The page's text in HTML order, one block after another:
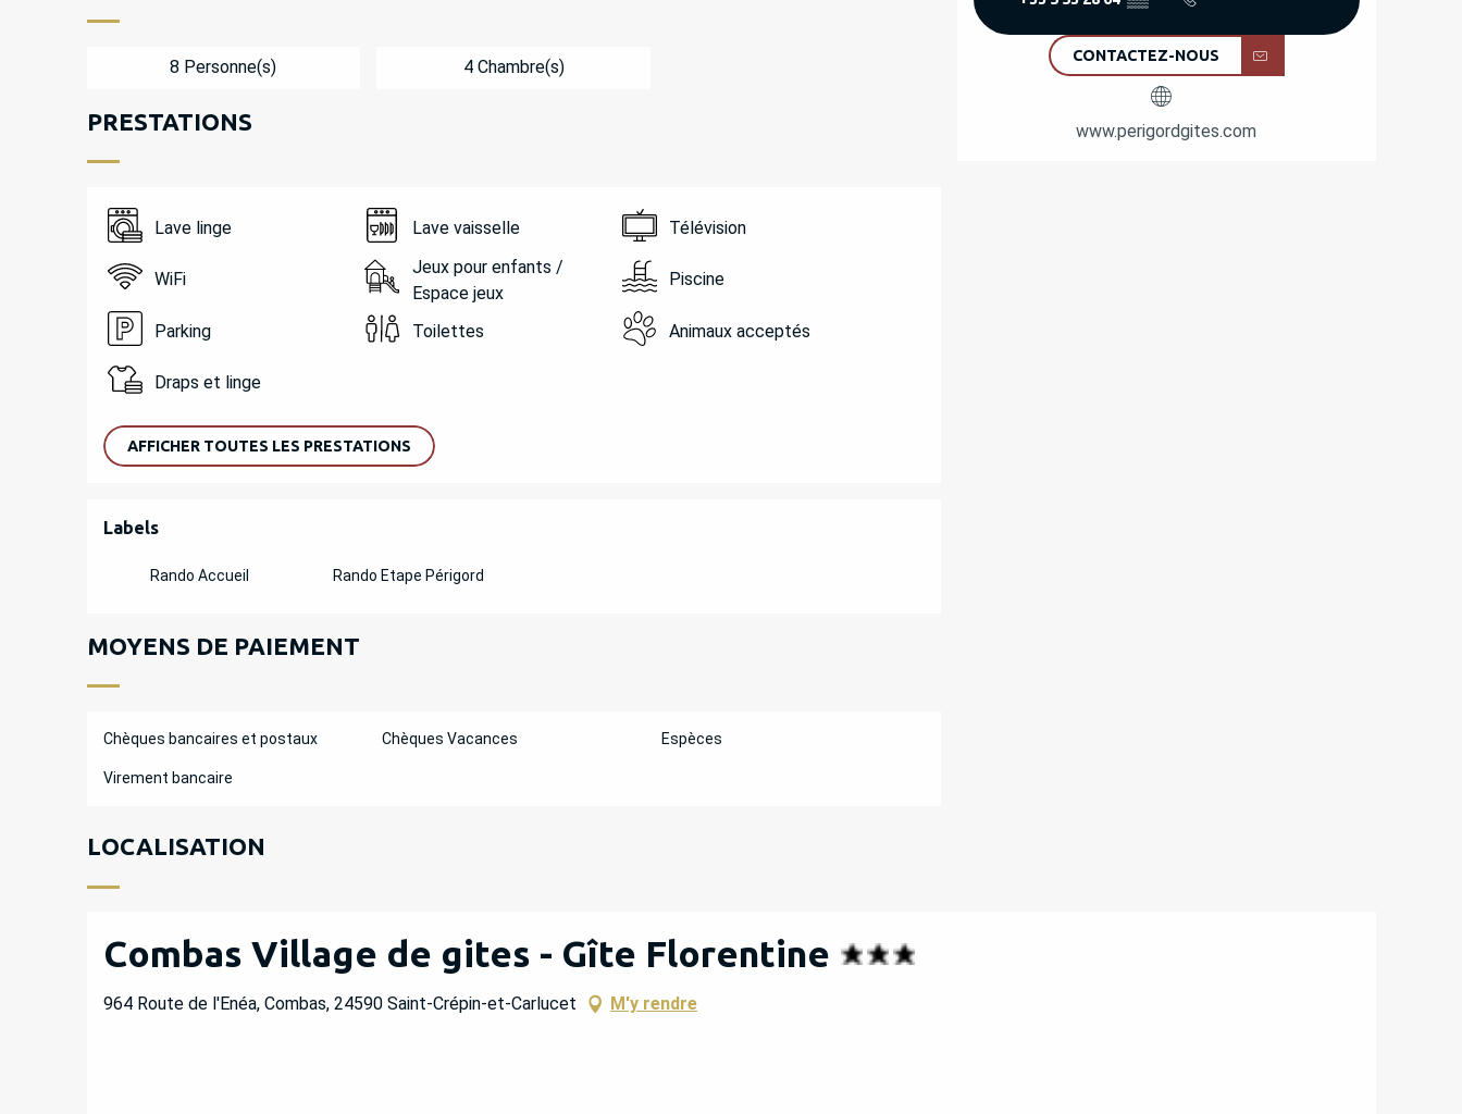
CONTACTEZ-NOUS
www.perigordgites.com
8 Personne(s) 4 Chambre(s)
PRESTATIONS
Lave linge Lave vaisselle Télévision
WiFi
Jeux pour enfants /
Espace jeux
Piscine
Parking Toilettes Animaux acceptés
Draps et linge
AFFICHER TOUTES LES PRESTATIONS
OFFRES DE PRESTATIONS
Labels
Labels
Rando Accueil Rando Etape Périgord
MOYENS DE PAIEMENT
Chèques bancaires et postaux Chèques Vacances Espèces
Virement bancaire
LOCALISATION
Combas Village de gites - Gîte Florentine
964 Route de l'Enéa, Combas, 24590 Saint-Crépin-et-Carlucet M'y rendre